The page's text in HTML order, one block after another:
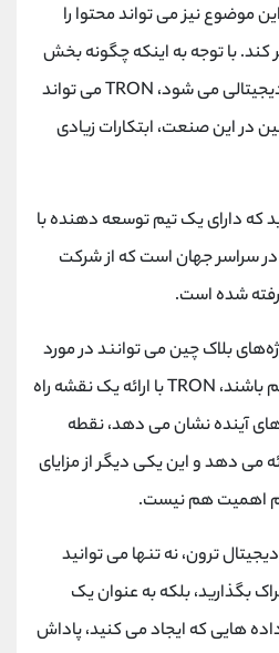
موضوع نیز می تواند محتوا را
کند. با توجه به اینکه چگونه بخش
سرگرمی به طور فزاینده ای دیجیتالی می شود، TRON می تواند
در این صنعت، ابتکارات زیادی
دارای یک تیم توسعه ‌دهنده با
در سراسر جهان است که از شرکت
شده است.
بلاک چین می ‌توانند در مورد
برنامه‌ های توسعه خود مبهم باشند، TRON با ارائه یک نقشه راه
آینده نشان می ‌دهد، نقطه
می ‌دهد و این یکی دیگر از مزایای
‌اهمیت هم نیست.
ترون، نه تنها می توانید
بگذارید، بلکه به عنوان یک
هایی که ایجاد می کنید، پاداش